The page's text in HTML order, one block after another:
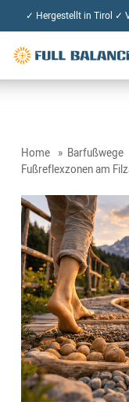
✓ Hergestellt in Tirol ✓
Home Barfußwege
Fußreflexzonen am